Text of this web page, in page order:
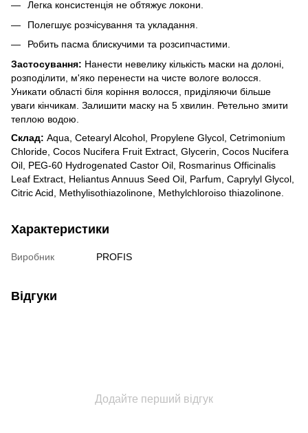
Легка консистенція не обтяжує локони.
Полегшує розчісування та укладання.
Робить пасма блискучими та розсипчастими.
Застосування: Нанести невелику кількість маски на долоні,
розподілити, м'яко перенести на чисте вологе волосся.
Уникати області біля коріння волосся, приділяючи більше
уваги кінчикам. Залишити маску на 5 хвилин. Ретельно змити
теплою водою.
Склад: Aqua, Cetearyl Alcohol, Propylene Glycol, Cetrimonium
Chloride, Cocos Nucifera Fruit Extract, Glycerin, Cocos Nucifera
Oil, PEG-60 Hydrogenated Castor Oil, Rosmarinus Officinalis
Leaf Extract, Heliantus Annuus Seed Oil, Parfum, Caprylyl Glycol,
Citric Acid, Methylisothiazolinone, Methylchloroiso thiazolinone.
Характеристики
Виробник PROFIS
Відгуки
Додайте перший відгук